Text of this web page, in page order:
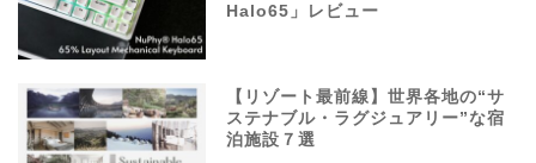
Halo65」レビュー
【リゾート最前線】世界各地の“サ
ステナブル・ラグジュアリー”な宿
泊施設７選